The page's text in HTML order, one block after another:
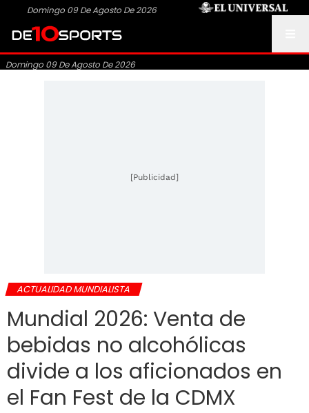
Domingo 09 De Agosto De 2026
Domingo 09 De Agosto De 2026
[Publicidad]
ACTUALIDAD MUNDIALISTA
Mundial 2026: Venta de
bebidas no alcohólicas
divide a los aficionados en
el Fan Fest de la CDMX